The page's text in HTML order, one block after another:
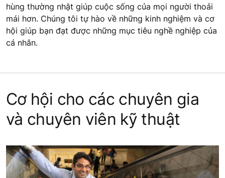
hùng thường nhật giúp cuộc sống của mọi người thoải
mái hơn. Chúng tôi tự hào về những kinh nghiệm và cơ
hội giúp bạn đạt được những mục tiêu nghề nghiệp của
cá nhân.
Cơ hội cho các chuyên gia
và chuyên viên kỹ thuật